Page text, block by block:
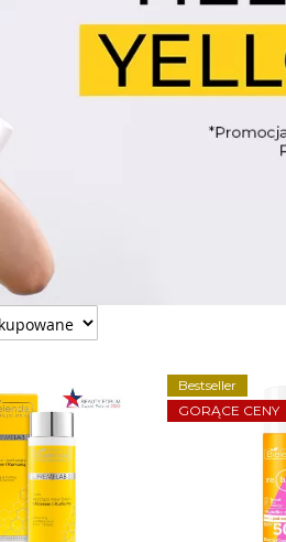
Bestseller
GORĄCE CENY